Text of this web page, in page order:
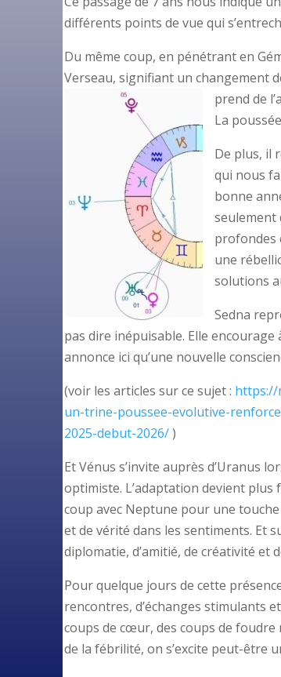
différents points de vue qui
Du même coup, en pénétrant en
Verseau, signifiant un changement
prend de
La
De plus, il
qui nous
bonne
seulement
profondes
une
solutions
Sedna
pas dire inépuisable. Elle
annonce ici qu’une nouvelle
(voir les articles sur ce sujet : https://
un-trine-poussee-evolutive-
2025-debut-2026/)
Et Vénus s’invite auprès d’Uranus
optimiste. L’adaptation devient plus
coup avec Neptune pour une
et de vérité dans les sentiments. Et
diplomatie, d’amitié, de créativité et
Pour quelque jours de cette
rencontres, d’échanges stimulants
coups de cœur, des coups de foudre
de la fébrilité, on s’excite peut-être